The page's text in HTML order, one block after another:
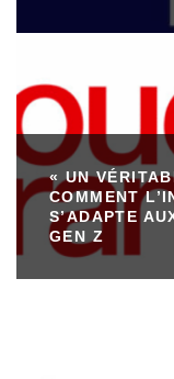
« UN
COMMENT
S’ADAPTE
GEN Z